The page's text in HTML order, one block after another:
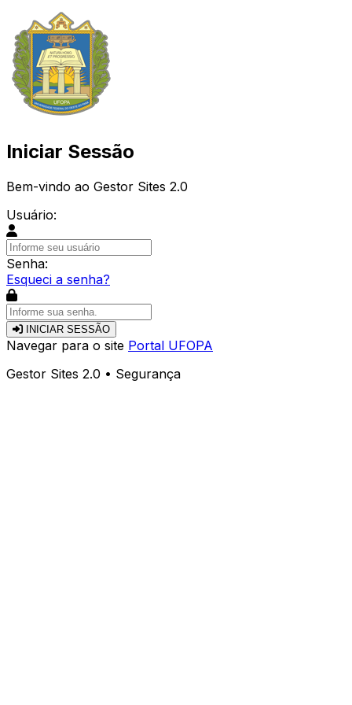
Iniciar Sessão
Bem-vindo ao Gestor Sites 2.0
Usuário:
Senha:
Esqueci a senha?
INICIAR SESSÃO
Navegar para o site Portal UFOPA
Gestor Sites 2.0 • Segurança